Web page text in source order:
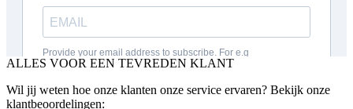
ALLES VOOR EEN TEVREDEN KLANT
Wil jij weten hoe onze klanten onze service ervaren? Bekijk onze
klantbeoordelingen: